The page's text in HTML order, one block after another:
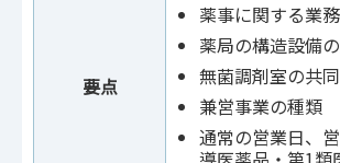
要点
薬事に関する業
薬局の構造設備
無菌調剤室の共
兼営事業の種類
通常の営業日、